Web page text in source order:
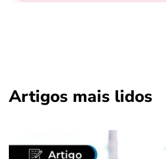
Artigos mais lidos